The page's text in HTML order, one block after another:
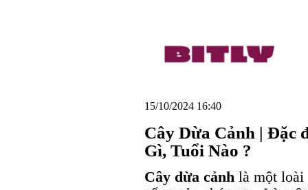
15/10/2024 16:40
Cây Dừa Cảnh | Đặc
Gì, Tuổi Nào ?
Cây dừa cảnh là một loài